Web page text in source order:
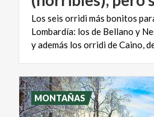
Los seis orridi más bonitos
Lombardía: los de Bellano y
MONTAÑAS